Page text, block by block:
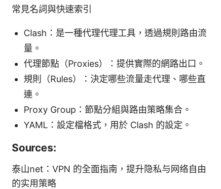
常見名詞與快速索引
Clash：是一種代理代理工具，透過規則路由流
量。
代理節點（Proxies）：提供實際的網路出口。
規則（Rules）：決定哪些流量走代理、哪些直
連。
Proxy Group：節點分組與路由策略集合。
YAML：設定檔格式，用於 Clash 的設定。
Sources:
泰山net：VPN 的全面指南，提升隐私与网络自由
的实用策略